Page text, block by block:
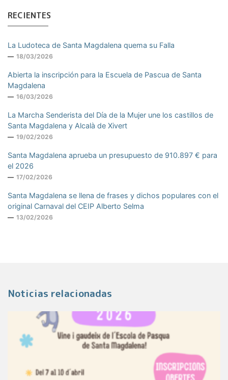
RECIENTES
La Ludoteca de Santa Magdalena quema su Falla
18/03/2026
Abierta la inscripción para la Escuela de Pascua de Santa
Magdalena
16/03/2026
La Marcha Senderista del Día de la Mujer une los castillos de
Santa Magdalena y Alcalà de Xivert
19/02/2026
Santa Magdalena aprueba un presupuesto de 910.897 € para
el 2026
17/02/2026
Santa Magdalena se llena de frases y dichos populares con el
original Carnaval del CEIP Alberto Selma
13/02/2026
Noticias relacionadas